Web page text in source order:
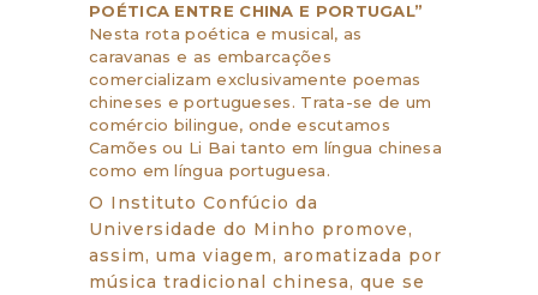
POÉTICA ENTRE CHINA E PORTUGAL”
Nesta rota poética e musical, as
caravanas e as embarcações
comercializam exclusivamente poemas
chineses e portugueses. Trata-se de um
comércio bilingue, onde escutamos
Camões ou Li Bai tanto em língua chinesa
como em língua portuguesa.
O Instituto Confúcio da
Universidade do Minho promove,
assim, uma viagem, aromatizada por
música tradicional chinesa, que se